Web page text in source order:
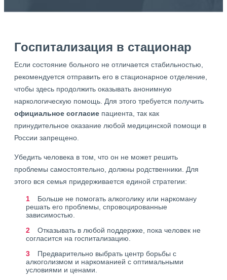
Госпитализация в стационар
Если состояние больного не отличается стабильностью,
рекомендуется отправить его в стационарное отделение,
чтобы здесь продолжить оказывать анонимную
наркологическую помощь. Для этого требуется получить
официальное согласие пациента, так как
принудительное оказание любой медицинской помощи в
России запрещено.
Убедить человека в том, что он не может решить
проблемы самостоятельно, должны родственники. Для
этого вся семья придерживается единой стратегии:
Больше не помогать алкоголику или наркоману
решать его проблемы, спровоцированные
зависимостью.
Отказывать в любой поддержке, пока человек не
согласится на госпитализацию.
Предварительно выбрать центр борьбы с
алкоголизмом и наркоманией с оптимальными
условиями и ценами.